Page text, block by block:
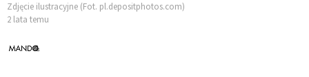
Zdjęcie ilustracyjne (Fot. pl.depositphotos.com)
2 lata temu